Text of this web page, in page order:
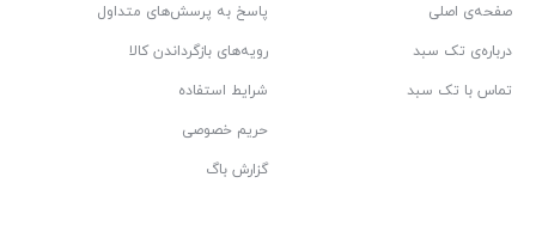
صفحه‌ی اصلی
درباره‌ی تک سبد
تماس با تک سبد
پاسخ به پرسش‌های متداول
رویه‌های بازگرداندن کالا
شرایط استفاده
حریم خصوصی
گزارش باگ